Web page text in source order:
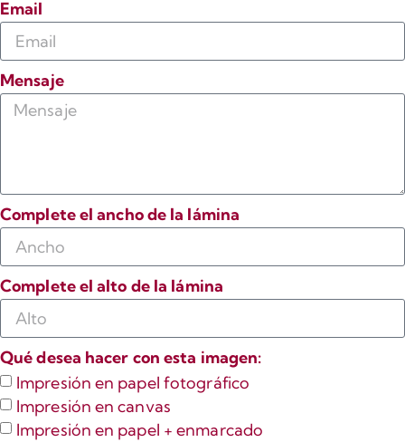
Email
Mensaje
Complete el ancho de la lámina
Complete el alto de la lámina
Qué desea hacer con esta imagen:
Impresión en papel fotográfico
Impresión en canvas
Impresión en papel + enmarcado